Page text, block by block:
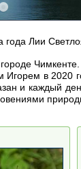
года Лии
в 2020
и каждый